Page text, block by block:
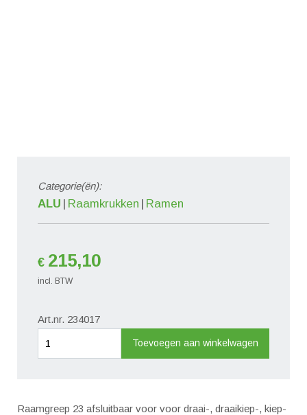
Categorie(ën):
ALU Raamkrukken Ramen
€ 215,10
incl. BTW
Art.nr. 234017
(verkeerswit)
Toevoegen aan winkelwagen
Raamgreep 23 afsluitbaar voor voor draai-, draaikiep-, kiep-